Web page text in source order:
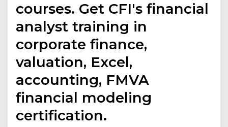
courses. Get CFI's financial
analyst training in
corporate finance,
valuation, Excel,
accounting, FMVA
financial modeling
certification.